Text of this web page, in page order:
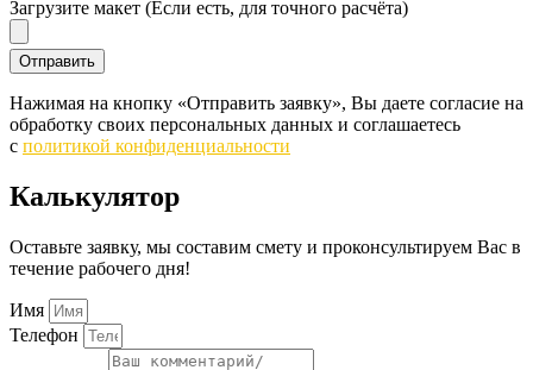
Загрузите макет (Если есть, для точного расчёта)
Отправить
Нажимая на кнопку «Отправить заявку», Вы даете согласие на
обработку своих персональных данных и соглашаетесь
c политикой конфиденциальности
Калькулятор
Оставьте заявку, мы составим смету и проконсультируем Вас в
течение рабочего дня!
Имя
Телефон